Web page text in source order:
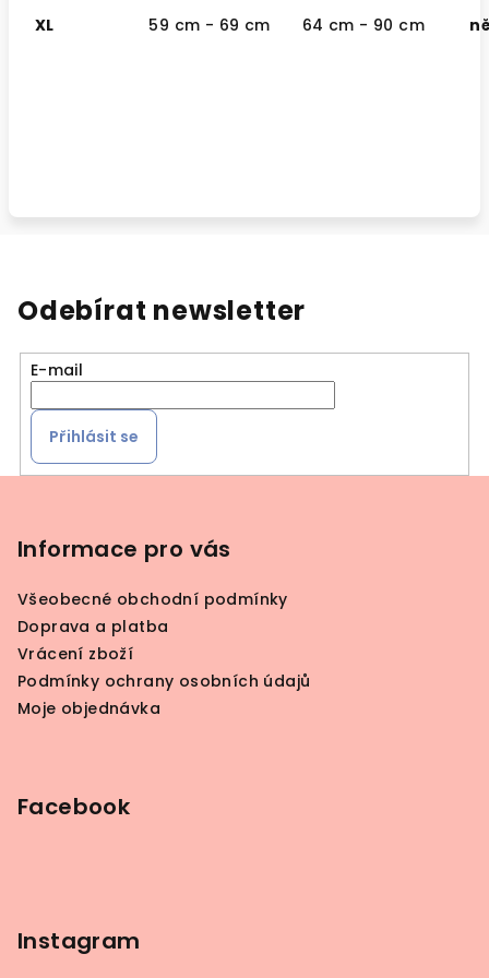
XL
59 cm - 69 cm 64 cm - 90 cm
Odebírat newsletter
E-mail
Přihlásit se
Informace pro vás
Všeobecné obchodní podmínky
Doprava a platba
Vrácení zboží
Podmínky ochrany osobních údajů
Moje objednávka
Facebook
Instagram